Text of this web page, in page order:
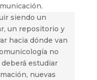
siendo un
un repositorio y
hacia dónde van
no
estudiar
nuevas